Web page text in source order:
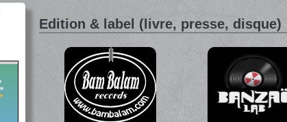
Edition & label (livre, presse, disque)